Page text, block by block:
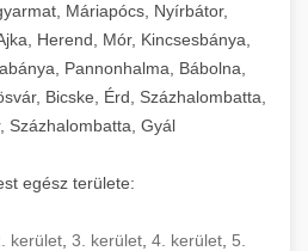
Máriapócs, Nyírbátor,
Herend, Mór, Kincsesbánya,
Pannonhalma, Bábolna,
Bicske, Érd, Százhalombatta,
Százhalombatta, Gyál
egész területe:
kerület 3. kerület 4. kerület 5.